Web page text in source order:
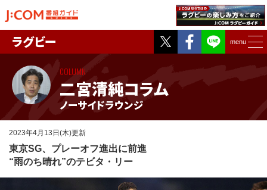
Twitter
Facebook
menu
ラグビー
二宮清純コラム
ノーサイドラウンジ
COLUMN
2023年4月13日(木)更新
東京SG、プレーオフ進出に前進
“雨のち晴れ”のテビタ・リー